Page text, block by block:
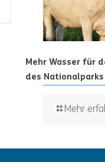
Mehr Wasser für
des
Mehr